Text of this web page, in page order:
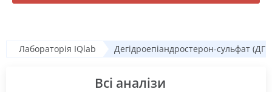
Лабораторія IQlab Дегідроепіандростерон-сульфат
Всі аналізи